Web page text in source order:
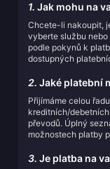
1. Jak mohu na
Chcete-li nakoupit,
vyberte službu
podle pokynů k
dostupných
2. Jaké platební
Přijímáme celou
kreditních/
převodů. Úplný
možnostech platby
3. Je platba na